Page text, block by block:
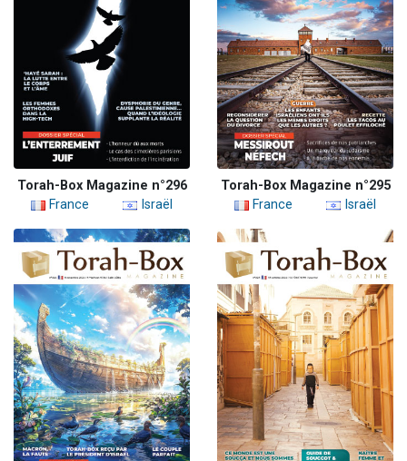
Torah-Box Magazine n°296
France
Israël
Torah-Box Magazine n°295
France
Israël